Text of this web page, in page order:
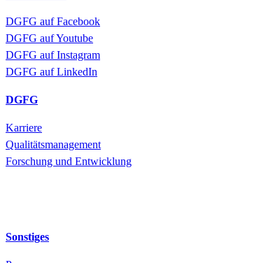
DGFG auf Facebook
DGFG auf Youtube
DGFG auf Instagram
DGFG auf LinkedIn
DGFG
Karriere
Qualitätsmanagement
Forschung und Entwicklung
Sonstiges